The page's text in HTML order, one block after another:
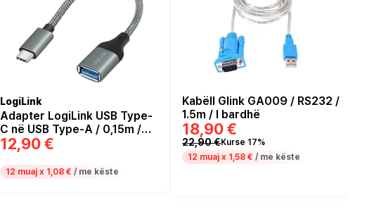
LogiLink
Adapter LogiLink USB Type-
C në USB Type-A / 0,15m /
Hiri
12,90 €
12 muaj x 1,08 € / me këste
Kabëll Glink GA009 / RS232 /
1.5m / I bardhë
18,90 €
22,90 €Kurse 17%
12 muaj x 1,58 € / me këste